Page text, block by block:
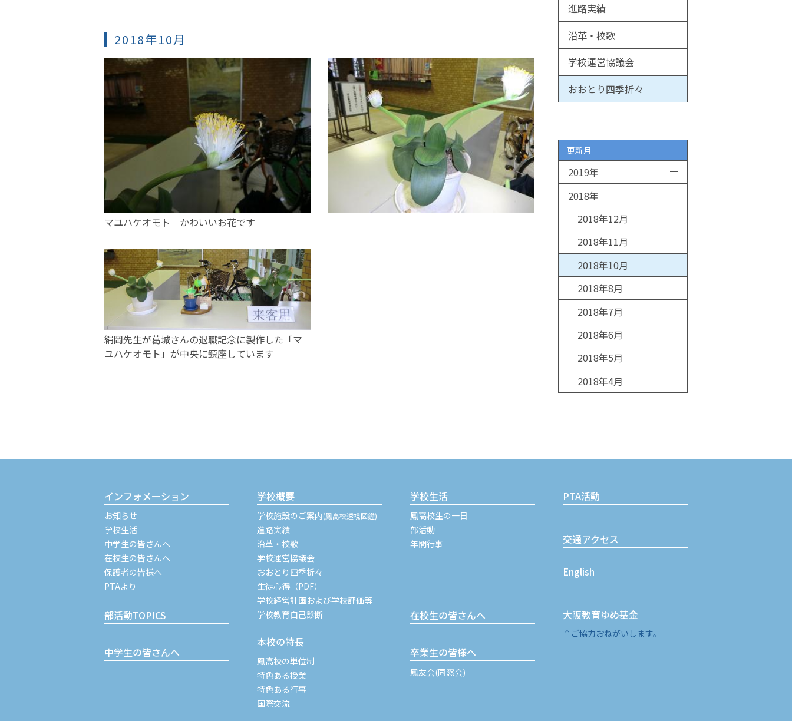
2018年10月
マユハケオモト かわいいお花です
絹岡先生が葛城さんの退職記念に製作した「マ
ユハケオモト」が中央に鎮座しています
進路実績
沿革・校歌
学校運営協議会
おおとり四季折々
更新月
2019年
2018年
2018年12月
2018年11月
2018年10月
2018年8月
2018年7月
2018年6月
2018年5月
2018年4月
インフォメーション
お知らせ
学校生活
中学生の皆さんへ
在校生の皆さんへ
保護者の皆様へ
PTAより
部活動TOPICS
中学生の皆さんへ
学校概要
学校施設のご案内(鳳高校透視図鑑)
進路実績
沿革・校歌
学校運営協議会
おおとり四季折々
生徒心得（PDF）
学校経営計画および学校評価等
学校教育自己診断
本校の特長
鳳高校の単位制
特色ある授業
特色ある行事
国際交流
学校生活
鳳高校生の一日
部活動
年間行事
在校生の皆さんへ
卒業生の皆様へ
鳳友会(同窓会)
PTA活動
交通アクセス
English
大阪教育ゆめ基金
↑ご協力おねがいします。